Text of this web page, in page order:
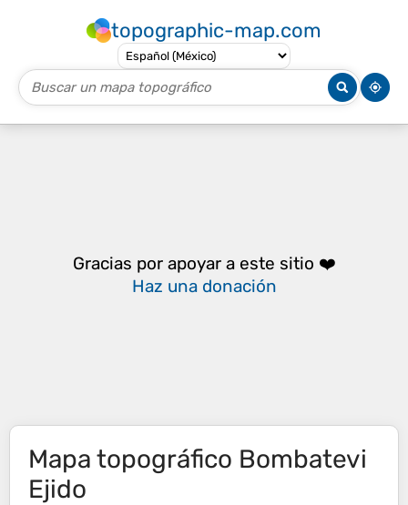
topographic-map.com
Gracias por apoyar a este sitio ❤️
Haz una donación
Mapa topográfico Bombatevi
Ejido